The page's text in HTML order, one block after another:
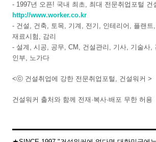
- 1997년 오픈! 국내 최초, 최대 전문취업포털 건
http://www.worker.co.kr
- 건설, 건축, 토목, 기계, 전기, 인테리어, 플랜트
재료시험, 감리
- 설계, 시공, 공무, CM, 건설관리, 기사, 기술사,
인부, 노가다
<ⓒ 건설취업에 강한 전문취업포털, 건설워커 >
건설워커 출처와 함께 전재·복사·배포 무한 허용